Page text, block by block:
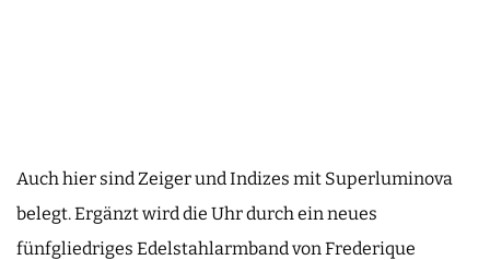
Auch hier sind Zeiger und Indizes mit Superluminova
belegt. Ergänzt wird die Uhr durch ein neues
fünfgliedriges Edelstahlarmband von Frederique